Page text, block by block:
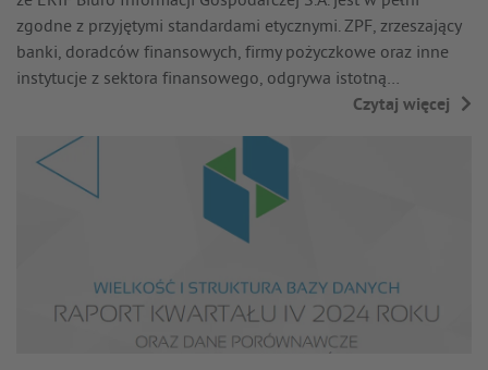
zgodne z przyjętymi standardami etycznymi. ZPF, zrzeszający
banki, doradców finansowych, firmy pożyczkowe oraz inne
instytucje z sektora finansowego, odgrywa istotną…
Czytaj więcej